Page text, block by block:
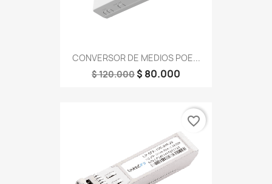
CONVERSOR DE MEDIOS POE...
$ 120.000 $ 80.000
favorite_border